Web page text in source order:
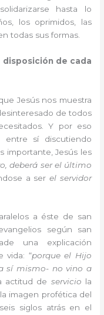
hasta lo
los oprimidos, las
todas sus formas.
disposición de cada
Jesús nos muestra
de todos
Y por eso
entre sí discutiendo
importante, Jesús les
deberá ser el último
a serel servidor
a éste de san
según san
una explicación
vida: “porque el Hijo
sí mismo- no vino a
actitud de servicio la
imagen profética del
siglos atrás en el